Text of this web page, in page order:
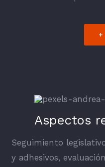
+
Aspectos
Seguimiento
y adhesivos,